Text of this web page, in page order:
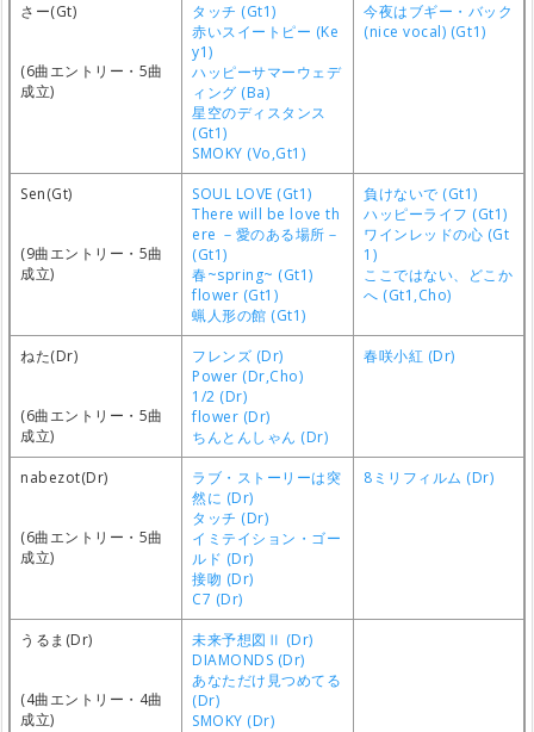
さー(Gt)
(6曲エントリー・5曲
成立)
タッチ (Gt1)
赤いスイートピー (Ke
y1)
ハッピーサマーウェデ
ィング (Ba)
星空のディスタンス
(Gt1)
SMOKY (Vo,Gt1)
今夜はブギー・バック
(nice vocal) (Gt1)
Sen(Gt)
(9曲エントリー・5曲
成立)
SOUL LOVE (Gt1)
There will be love th
ere －愛のある場所－
(Gt1)
春~spring~ (Gt1)
flower (Gt1)
蝋人形の館 (Gt1)
負けないで (Gt1)
ハッピーライフ (Gt1)
ワインレッドの心 (Gt
1)
ここではない、どこか
へ (Gt1,Cho)
ねた(Dr)
(6曲エントリー・5曲
成立)
フレンズ (Dr)
Power (Dr,Cho)
1/2 (Dr)
flower (Dr)
ちんとんしゃん (Dr)
春咲小紅 (Dr)
nabezot(Dr)
(6曲エントリー・5曲
成立)
ラブ・ストーリーは突
然に (Dr)
タッチ (Dr)
イミテイション・ゴー
ルド (Dr)
接吻 (Dr)
C7 (Dr)
8ミリフィルム (Dr)
うるま(Dr)
(4曲エントリー・4曲
成立)
未来予想図Ⅱ (Dr)
DIAMONDS (Dr)
あなただけ見つめてる
(Dr)
SMOKY (Dr)